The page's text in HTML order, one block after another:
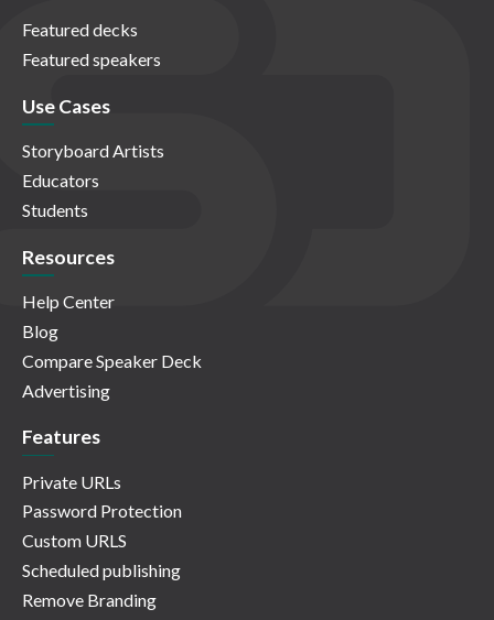
Featured decks
Featured speakers
Use Cases
Storyboard Artists
Educators
Students
Resources
Help Center
Blog
Compare Speaker Deck
Advertising
Features
Private URLs
Password Protection
Custom URLS
Scheduled publishing
Remove Branding